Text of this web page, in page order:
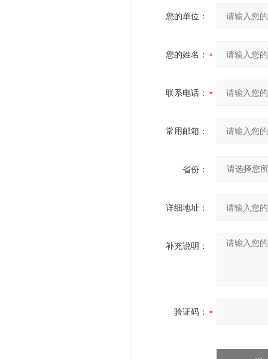
您的单位：
您的姓名：
联系电话：
常用邮箱：
省份：
详细地址：
补充说明：
验证码：